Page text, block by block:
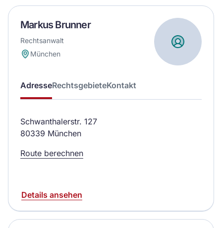
Markus Brunner
Rechtsanwalt
München
AdresseRechtsgebieteKontakt
Schwanthalerstr. 127
80339 München
Route berechnen
Details ansehen